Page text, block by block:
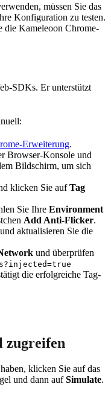
müssen Sie das
Konfiguration zu testen.
die Kameleoon Chrome-
SDKs. Er unterstützt
Erweiterung.
Browser-Konsole und
Bildschirm, um sich
klicken Sie aufTag
Sie Ihre Environment
Add Anti-Flicker.
aktualisieren Sie die
und überprüfen
die erfolgreiche Tag-
zugreifen
klicken Sie auf das
und dann aufSimulate.